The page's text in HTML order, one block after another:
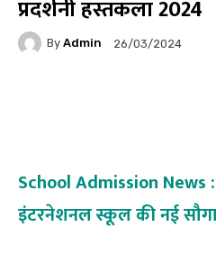
प्रदर्शनी हस्तकला 2024
By Admin 26/03/2024
School Admission News
इंटरनेशनल स्कूल की नई